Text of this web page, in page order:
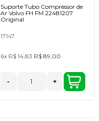
Suporte Tubo Compressor de
Ar Volvo FH FM 22481207
Original
17147
6x R$ 14,83 R$ 89,00
- +